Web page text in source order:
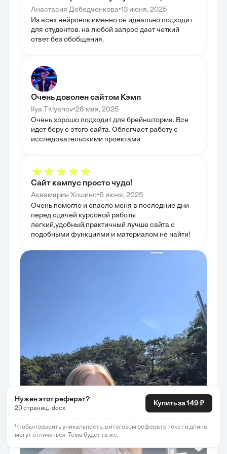
ГЛАВА 3. ВЫВОДЫ ПО
ВВЕДЕНИЮ И ДВУМ ГЛАВАМ:
Третья глава представляет собой синтез итогов,
полученных в ходе анализа исторического и
современного градостроительного развития
Основной задачей стало формирование авторской
оценки и точки зрения на эволюцию территории,
выявление ключевых тенденций и
закономерностей. Также были предложены
рекомендации по дальнейшему развитию и
сохранению уникального облика района. Эта глава
является кульминацией работы, где все
разрозненные факты и наблюдения сливаются в
единую, обоснованную концепцию.
Анастасия Добедченкова•13 июня, 2025
Из всех нейронок именно он идеально подходит
для студентов. на любой запрос дает четкий
ответ без обобщения.
Очень доволен сайтом Кэмп
Ilya Titlyanov•28 мая, 2025
Очень хорошо подходит для брейншторма. Все
идет беру с этого сайта. Облегчает работу с
исследовательскими проектами
Сайт кампус просто чудо!
Аквамарин Хошино•6 июня, 2025
Очень помогло и спасло меня в последние дни
перед сдачей курсовой работы
легкий,удобный,практичный лучше сайта с
подобными функциями и материалом не найти!
Нужен этот реферат?
20 страниц, .docx
Купить за 149 ₽
Чтобы повысить уникальность, в итоговом реферате текст и длина
могут отличаться. Тема будет та же.